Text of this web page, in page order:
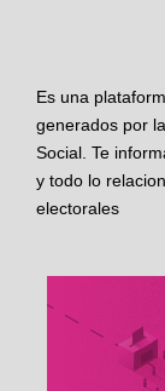
Es una
generados por
Social. Te
y todo lo
electorales